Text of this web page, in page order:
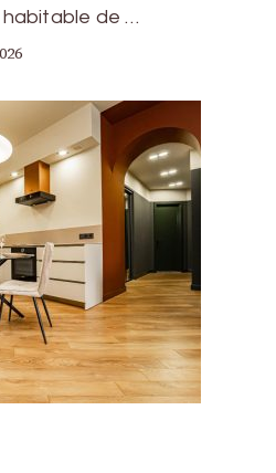
habitable de …